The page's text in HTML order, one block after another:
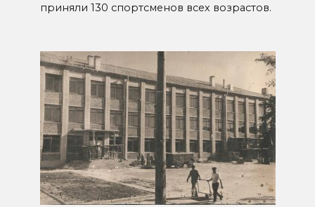
приняли 130 спортсменов всех возрастов.